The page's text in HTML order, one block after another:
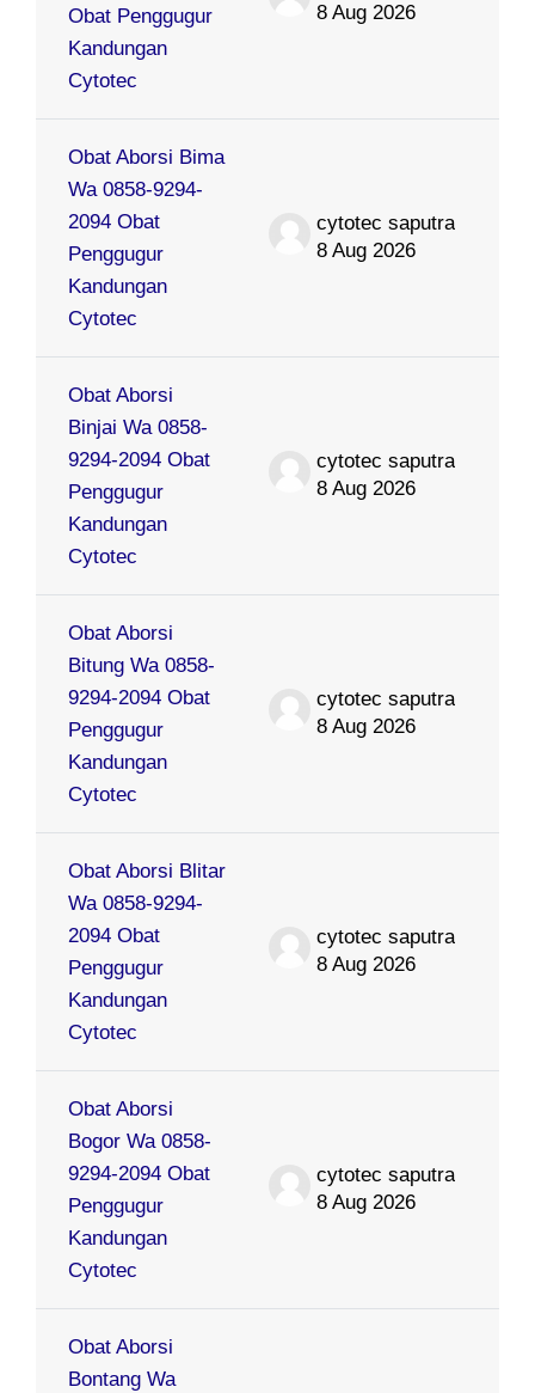
Obat Penggugur
Kandungan
Cytotec
8 Aug 2026
Obat Aborsi Bima
Wa 0858-9294-
2094 Obat
Penggugur
Kandungan
Cytotec
cytotec saputra
8 Aug 2026
Obat Aborsi
Binjai Wa 0858-
9294-2094 Obat
Penggugur
Kandungan
Cytotec
cytotec saputra
8 Aug 2026
Obat Aborsi
Bitung Wa 0858-
9294-2094 Obat
Penggugur
Kandungan
Cytotec
cytotec saputra
8 Aug 2026
Obat Aborsi Blitar
Wa 0858-9294-
2094 Obat
Penggugur
Kandungan
Cytotec
cytotec saputra
8 Aug 2026
Obat Aborsi
Bogor Wa 0858-
9294-2094 Obat
Penggugur
Kandungan
Cytotec
cytotec saputra
8 Aug 2026
Obat Aborsi
Bontang Wa